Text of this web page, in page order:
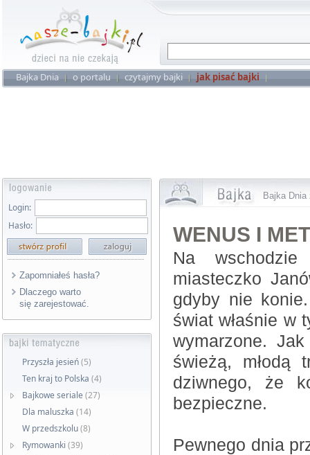
Bajka Dnia o portalu czytajmy bajki jak pisać bajki
Login:
Hasło:
Zapomniałeś hasła?
Dlaczego warto
się zarejestować.
Przyszła jesień(5)
Ten kraj to Polska (4)
Bajkowe seriale (27)
Dla maluszka (14)
W przedszkolu(8)
Rymowanki (39)
Bajka Dnia
WENUS I
Na
miasteczko
gdyby nie
świat właśnie w
wymarzone.
świeżą, młodą
dziwnego, że
bezpieczne.
Pewnego dnia